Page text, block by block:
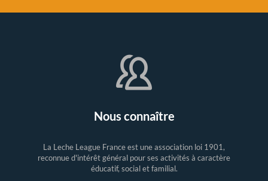
Nous connaître
La Leche League France est une association loi 1901,
reconnue d'intérêt général pour ses activités à caractère
éducatif, social et familial.